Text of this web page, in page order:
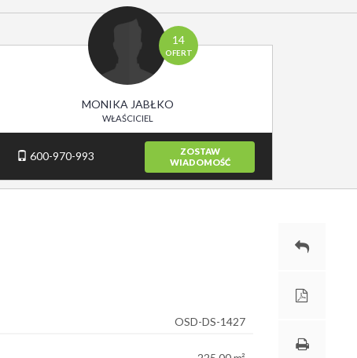
14
OFERT
MONIKA JABŁKO
WŁAŚCICIEL
600-970-993
ZOSTAW
WIADOMOŚĆ
OSD-DS-1427